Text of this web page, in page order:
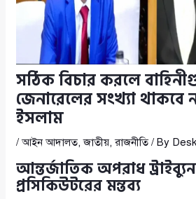
সঠিক বিচার করলে
জেনারেলের সংখ্যা
ইসলাম
/আইন আদালত,জাতীয়,রাজনীতি/ By
আন্তর্জাতিক অপরাধ
প্রসিকিউটরের মন্তব্য